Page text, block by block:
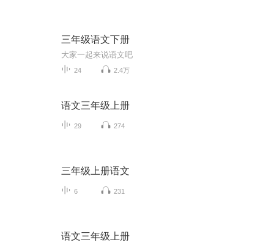
三年级语文下册
大家一起来说语文吧
24 2.4万
语文三年级上册
29 274
三年级上册语文
6 231
语文三年级上册